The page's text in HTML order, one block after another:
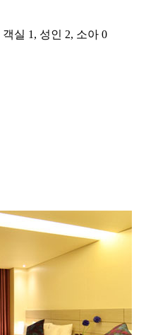
객실 1, 성인 2, 소아 0